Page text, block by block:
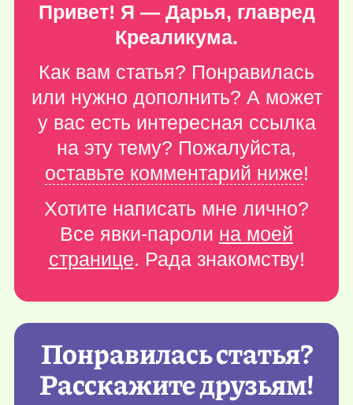
Привет! Я — Дарья, главред
Креаликума.
Как вам статья? Понравилась
или нужно дополнить? А может
у вас есть интересная ссылка
на эту тему? Пожалуйста,
оставьте комментарий ниже!
Хотите написать мне лично?
Все явки-пароли на моей
странице. Рада знакомству!
Понравилась статья?
Расскажите друзьям!